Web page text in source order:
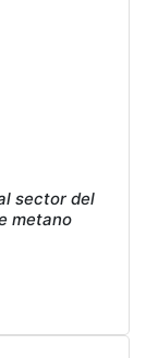
sector del
metano